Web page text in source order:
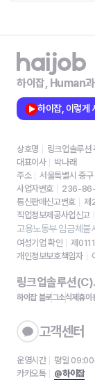
하이잡, Human
하이잡, 이렇게
상호명
링크업솔루션
대표이사
박나래
주소
서울특별시 중
사업자번호
236-
통신판매신고번호
제
직업정보제공사업신고
고용노동부 임금체불
여성기업 확인
제
개인정보보호책임자
링크업솔루션
하이잡 블로그소식제휴이
고객센터
운영시간
평일
카카오톡
@하이잡